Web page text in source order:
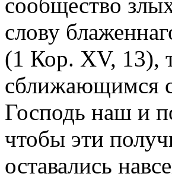
слову
(1 Кор. XV, 13),
сближающимся
Господь наш и
чтобы эти
оставались